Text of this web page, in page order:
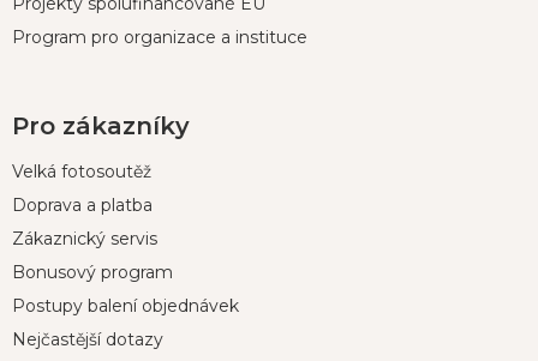
Program pro organizace a instituce
Pro zákazníky
Velká fotosoutěž
Doprava a platba
Zákaznický servis
Bonusový program
Postupy balení objednávek
Nejčastější dotazy